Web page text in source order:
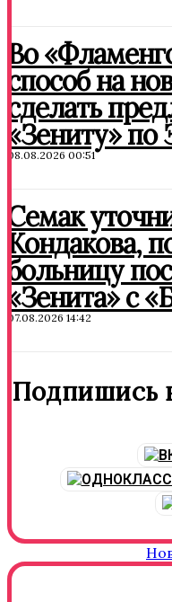
Во
способ на
сделать
«Зениту» по
08.08.2026 00:51
Семак
Кондакова,
больницу
«Зенита» с
07.08.2026 14:42
Подпишись